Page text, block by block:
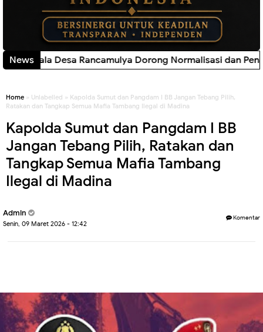
News Dorong Normalisasi dan Penambahan Debit Air
Home » Unlabelled » Kapolda Sumut dan Pangdam I BB Jangan Tebang Pilih,
Ratakan dan Tangkap Semua Mafia Tambang Ilegal di Madina
Kapolda Sumut dan Pangdam I BB
Jangan Tebang Pilih, Ratakan dan
Tangkap Semua Mafia Tambang
Ilegal di Madina
Admin
Senin, 09 Maret 2026 - 12:42
Komentar